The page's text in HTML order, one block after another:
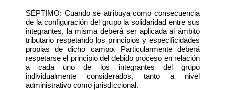
SÉPTIMO: Cuando se atribuya como consecuencia
de la configuración del grupo la solidaridad entre sus
integrantes, la misma deberá ser aplicada al ámbito
tributario respetando los principios y especificidades
propias de dicho campo. Particularmente deberá
respetarse el principio del debido proceso en relación
a cada uno de los integrantes del grupo
individualmente considerados, tanto a nivel
administrativo como jurisdiccional.